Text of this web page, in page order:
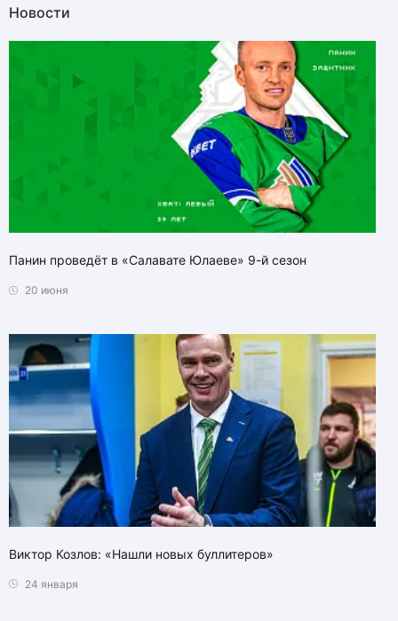
Новости
Панин проведёт в «Салавате Юлаеве» 9-й сезон
20 июня
Виктор Козлов: «Нашли новых буллитеров»
24 января